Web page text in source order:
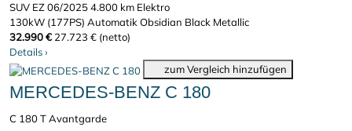
SUV EZ 06/20254.800 km Elektro
130kW (177PS) AutomatikObsidian Black Metallic
32.990 € 27.723 € (netto)
Details›
zum Vergleich hinzufügen
MERCEDES-BENZ C 180
C 180 T Avantgarde